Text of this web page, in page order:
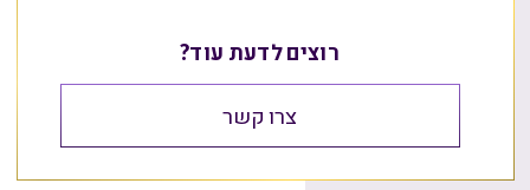
רוצים לדעת עוד?
צרו קשר